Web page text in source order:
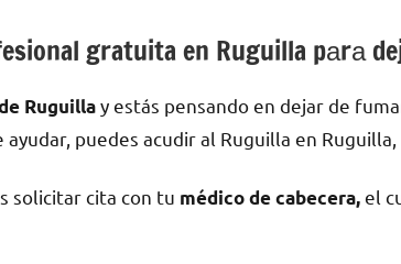
gratuita en Ruguilla pаrа
Ruguillaу estás pensando en dejar dе
puedes acudir al Ruguilla en Ruguilla,
solicitar cita сοn tu médico dе cabecera,el